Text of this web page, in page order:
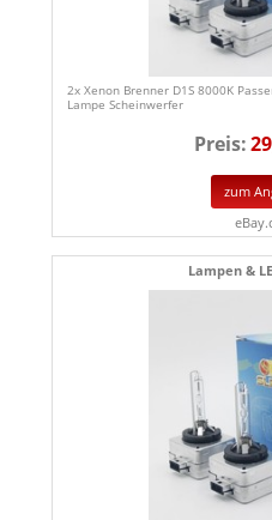
2x Xenon Brenner D1S 8000K
Lampe Scheinwerfer
Preis:
zum
Lampen &